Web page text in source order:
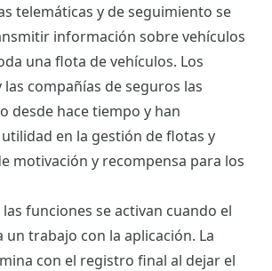
telemáticas y de seguimiento se
información sobre vehículos
una flota de vehículos. Los
compañías de seguros las
desde hace tiempo y han
en la gestión de flotas y
motivación y recompensa para los
las funciones se activan cuando el
trabajo con la aplicación. La
con el registro final al dejar el